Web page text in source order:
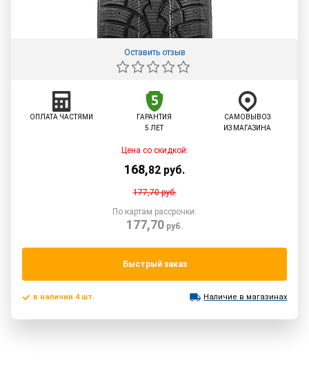
Оставить отзыв
ОПЛАТА ЧАСТЯМИ
ГАРАНТИЯ
5 ЛЕТ
САМОВЫВОЗ
ИЗ МАГАЗИНА
Цена со скидкой:
168,82 руб.
177,70руб.
По картам рассрочки:
177,70руб.
Быстрый заказ
в наличии 4 шт. Наличие в магазинах